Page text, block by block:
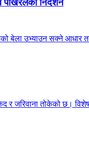
पोखरेलको निर्देशन
उभ्याउन सक्ने आधार
र जरिवाना तोकेको